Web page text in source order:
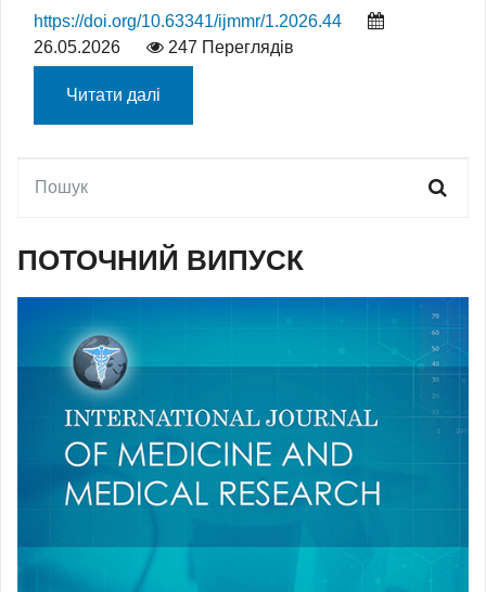
https://doi.org/10.63341/ijmmr/1.2026.44
26.05.2026
247 Переглядів
Читати далі
ПОТОЧНИЙ ВИПУСК